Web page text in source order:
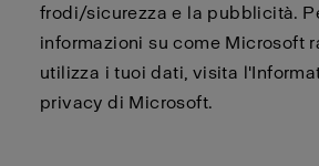
frodi/sicurezza e la pubblicità.
informazioni su come Microsoft
utilizza i tuoi dati, visita
privacy di Microsoft.